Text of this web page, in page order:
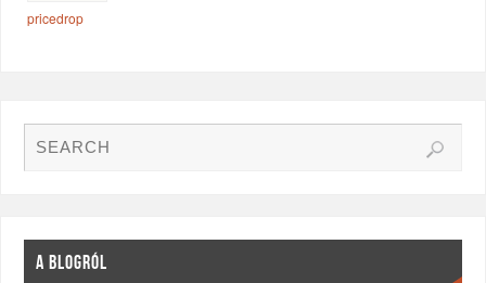
pricedrop
A BLOGRÓL